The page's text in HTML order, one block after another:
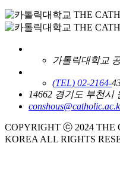
가톨릭대학교
(TEL) 02-2164-
14662 경기도 부천시
COPYRIGHT ⓒ 2024 THE
KOREA ALL RIGHTS